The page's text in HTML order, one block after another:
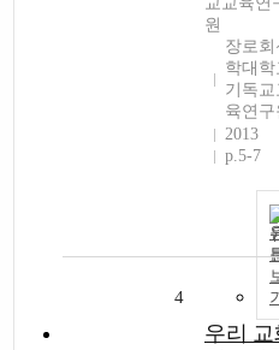
원
장로회
학대학
기독교
육연구
2013
p.5-7
4
우리 교